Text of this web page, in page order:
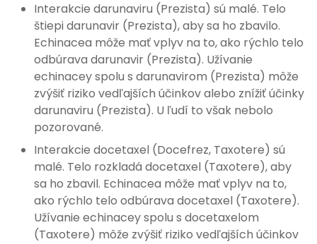
Interakcie darunaviru (Prezista) sú malé. Telo
štiepi darunavir (Prezista), aby sa ho zbavilo.
Echinacea môže mať vplyv na to, ako rýchlo telo
odbúrava darunavir (Prezista). Užívanie
echinacey spolu s darunavirom (Prezista) môže
zvýšiť riziko vedľajších účinkov alebo znížiť účinky
darunaviru (Prezista). U ľudí to však nebolo
pozorované.
Interakcie docetaxel (Docefrez, Taxotere) sú
malé. Telo rozkladá docetaxel (Taxotere), aby
sa ho zbavil. Echinacea môže mať vplyv na to,
ako rýchlo telo odbúrava docetaxel (Taxotere).
Užívanie echinacey spolu s docetaxelom
(Taxotere) môže zvýšiť riziko vedľajších účinkov